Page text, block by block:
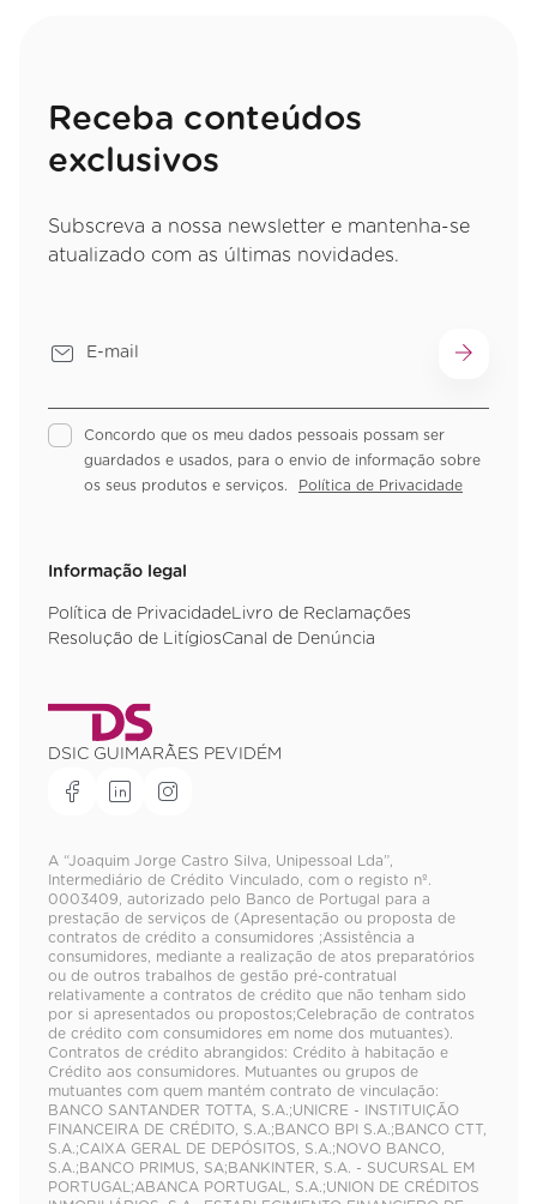
Receba conteúdos
exclusivos
Subscreva a nossa newsletter e mantenha-se
atualizado com as últimas novidades.
Concordo que os meu dados pessoais possam ser
guardados e usados, para o envio de informação sobre
os seus produtos e serviços.
Política de Privacidade
Informação legal
Política de Privacidade Livro de Reclamações
Resolução de LitígiosCanal de Denúncia
DSIC GUIMARÃES PEVIDÉM
A “Joaquim Jorge Castro Silva, Unipessoal Lda”,
Intermediário de Crédito Vinculado, com o registo nº.
0003409, autorizado pelo Banco de Portugal para a
prestação de serviços de (Apresentação ou proposta de
contratos de crédito a consumidores ;Assistência a
consumidores, mediante a realização de atos preparatórios
ou de outros trabalhos de gestão pré-contratual
relativamente a contratos de crédito que não tenham sido
por si apresentados ou propostos;Celebração de contratos
de crédito com consumidores em nome dos mutuantes).
Contratos de crédito abrangidos: Crédito à habitação e
Crédito aos consumidores. Mutuantes ou grupos de
mutuantes com quem mantém contrato de vinculação:
BANCO SANTANDER TOTTA, S.A.;UNICRE - INSTITUIÇÃO
FINANCEIRA DE CRÉDITO, S.A.;BANCO BPI S.A.;BANCO CTT,
S.A.;CAIXA GERAL DE DEPÓSITOS, S.A.;NOVO BANCO,
S.A.;BANCO PRIMUS, SA;BANKINTER, S.A. - SUCURSAL EM
PORTUGAL;ABANCA PORTUGAL, S.A.;UNION DE CRÉDITOS